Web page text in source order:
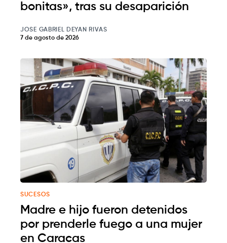
bonitas», tras su desaparición
JOSE GABRIEL DEYAN RIVAS
7 de agosto de 2026
SUCESOS
Madre e hijo fueron detenidos
por prenderle fuego a una mujer
en Caracas